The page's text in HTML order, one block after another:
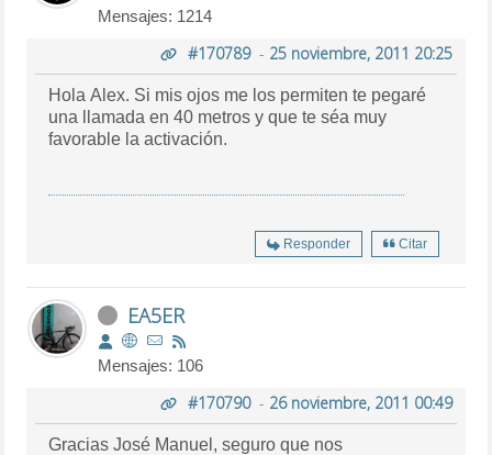
Mensajes: 1214
#170789- 25 noviembre, 2011 20:25
Hola Alex. Si mis ojos me los permiten te pegaré
una llamada en 40 metros y que te séa muy
favorable la activación.
Responder Citar
EA5ER
Mensajes: 106
#170790- 26 noviembre, 2011 00:49
Gracias José Manuel, seguro que nos